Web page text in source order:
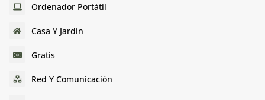
Ordenador Portátil
Casa Y Jardin
Gratis
Red Y Comunicación